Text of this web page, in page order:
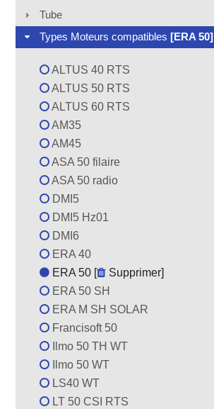
Tube
Types Moteurs compatibles [ERA 50]
ALTUS 40 RTS
ALTUS 50 RTS
ALTUS 60 RTS
AM35
AM45
ASA 50 filaire
ASA 50 radio
DMI5
DMI5 Hz01
DMI6
ERA 40
ERA 50 [
Supprimer]
ERA 50 SH
ERA M SH SOLAR
Francisoft 50
Ilmo 50 TH WT
Ilmo 50 WT
LS40 WT
LT 50 CSI RTS